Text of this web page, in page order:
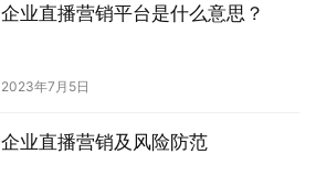
企业直播营销平台是什么意思？
2023年7月5日
企业直播营销及风险防范